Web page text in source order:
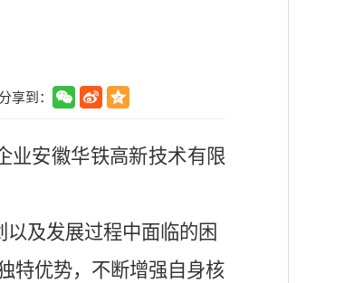
分享到：
业安徽华铁高新技术有限
及发展过程中面临的困
特优势，不断增强自身核